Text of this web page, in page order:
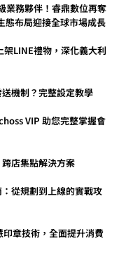
業務夥伴！睿鼎數位再奪
態布局迎接全球市場成長
LINE禮物，深化義大利
機制？完整設定教學
VIP 助您完整掌握會
店集點解決方案
從規劃到上線的實戰攻
章技術，全面提升消費